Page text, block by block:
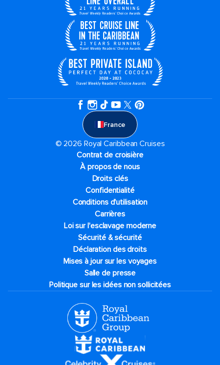
France
© 2026 Royal Caribbean Cruises
Contrat de croisière
À propos de nous
Droits clés
Confidentialité
Conditions d'utilisation
Carrières
Loi sur l'esclavage moderne
Sécurité & sécurité
Déclaration des droits
Mises à jour sur les voyages
Salle de presse
Politique sur les idées non sollicitées